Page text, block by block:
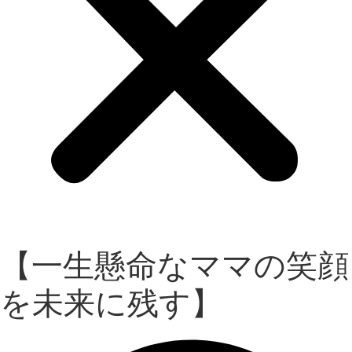
【一生懸命なママの笑顔
を未来に残す】